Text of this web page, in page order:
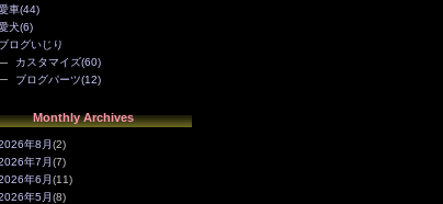
車(44)
犬(6)
ブログいじり
カスタマイズ(60)
ブログパーツ(12)
Monthly Archives
年8月(2)
年7月(7)
年6月(11)
年5月(8)